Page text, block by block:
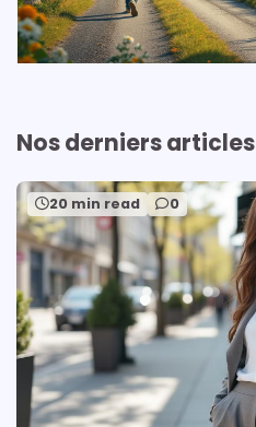
Nos derniers articles
20 min read 0